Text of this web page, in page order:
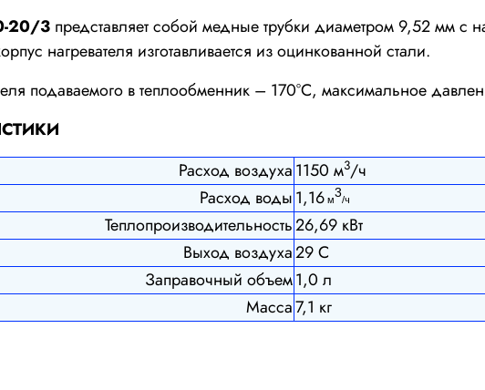
20/3 представляет собой медные трубки диаметром 9,52 мм
нагревателя изготавливается из оцинкованной стали.
подаваемого в теплообменник – 170°С, максимальное
Расход воздуха1150 м3/ч
Расход воды1,16 м3/ч
Теплопроизводительность26,69 кВт
Выход воздуха29 С
Заправочный объем1,0 л
Масса7,1 кг